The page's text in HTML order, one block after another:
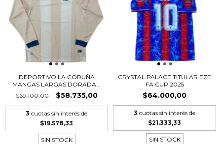
DEPORTIVO LA CORUÑA
MANGAS LARGAS DORADA...
$69.100,00
$58.735,00
3 cuotas sin interés de
$19.578,33
SIN STOCK
CRYSTAL PALACE TITULAR EZE
FA CUP 2025
$64.000,00
3 cuotas sin interés de
$21.333,33
SIN STOCK